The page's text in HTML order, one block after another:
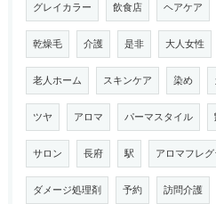
グレイカラー 飲食店 ヘアケア
乾燥毛 介護 是非 大人女性
老人ホーム スキンケア 染め
ツヤ アロマ パーマスタイル
サロン 長府 駅 アロマフレ
ダメージ処理剤 予約 訪問介護